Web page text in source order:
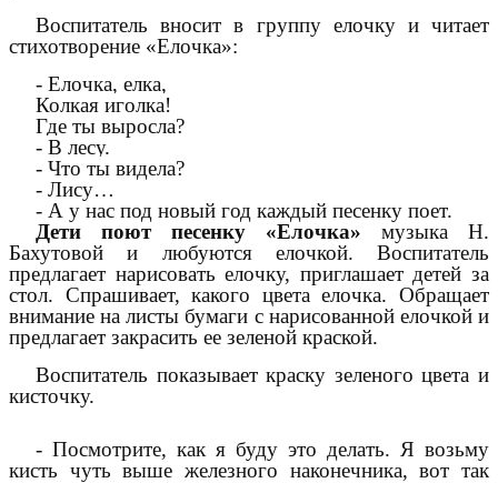
Воспитатель вносит в группу елочку и читает
стихотворение «Елочка»:
- Елочка, елка,
Колкая иголка!
Где ты выросла?
- В лесу.
- Что ты видела?
- Лису…
- А у нас под новый год каждый песенку поет.
Дети поют песенку «Елочка» музыка Н.
Бахутовой и любуются елочкой. Воспитатель
предлагает нарисовать елочку, приглашает детей за
стол. Спрашивает, какого цвета елочка. Обращает
внимание на листы бумаги с нарисованной елочкой и
предлагает закрасить ее зеленой краской.
Воспитатель показывает краску зеленого цвета и
кисточку.
- Посмотрите, как я буду это делать. Я возьму
кисть чуть выше железного наконечника, вот так